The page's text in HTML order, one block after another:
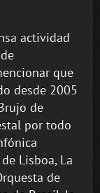
actividad
que
desde 2005
de
por todo
Lisboa, La
de